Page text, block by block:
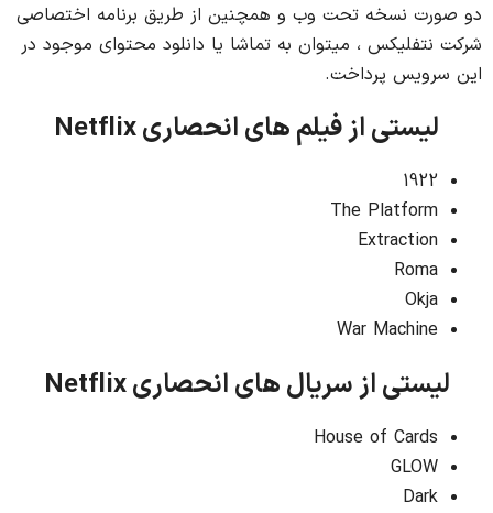
دو صورت نسخه تحت وب و همچنین از طریق برنامه اختصاصی
شرکت نتفلیکس ، میتوان به تماشا یا دانلود محتوای موجود در
این سرویس پرداخت.
لیستی از فیلم های انحصاری Netflix
1922
The Platform
Extraction
Roma
Okja
War Machine
لیستی از سریال های انحصاری Netflix
House of Cards
GLOW
Dark